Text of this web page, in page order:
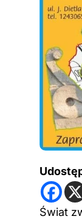
Świat